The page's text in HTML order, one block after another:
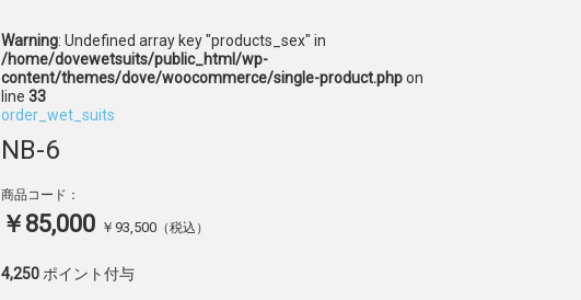
Warning: Undefined array key "products_sex" in
/home/dovewetsuits/public_html/wp-
content/themes/dove/woocommerce/single-product.phpon
line 33
order_wet_suits
NB-6
商品コード：
￥85,000 ￥93,500 （税込）
4,250 ポイント付与